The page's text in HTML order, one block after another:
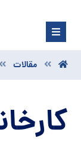
مقالات